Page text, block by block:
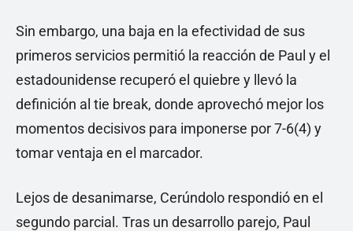
Sin embargo, una baja en la efectividad de sus
primeros servicios permitió la reacción de Paul y el
estadounidense recuperó el quiebre y llevó la
definición al tie break, donde aprovechó mejor los
momentos decisivos para imponerse por 7-6(4) y
tomar ventaja en el marcador.
Lejos de desanimarse, Cerúndolo respondió en el
segundo parcial. Tras un desarrollo parejo, Paul